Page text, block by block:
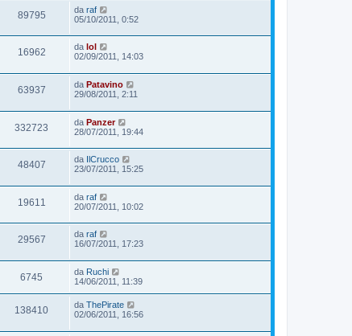
89795 da raf
05/10/2011, 0:52
16962 da lol
02/09/2011, 14:03
63937 da Patavino
29/08/2011, 2:11
332723 da Panzer
28/07/2011, 19:44
48407 da IlCrucco
23/07/2011, 15:25
19611 da raf
20/07/2011, 10:02
29567 da raf
16/07/2011, 17:23
6745 da Ruchi
14/06/2011, 11:39
138410 da ThePirate
02/06/2011, 16:56